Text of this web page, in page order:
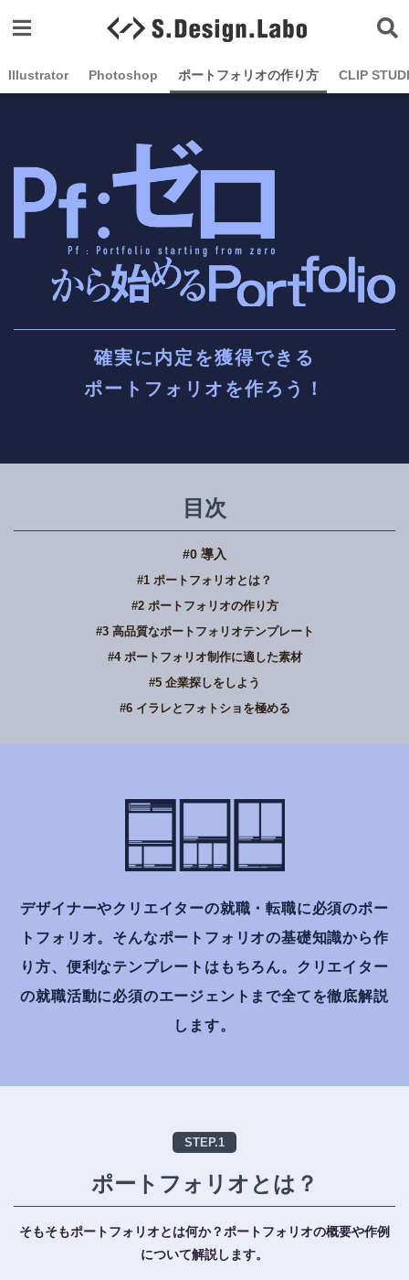
Illustrator Photoshop ポートフォリオの作り方 CLIP
確実に内定を獲得できる
ポートフォリオを作ろう！
目次
#0 導入
#1 ポートフォリオとは？
#2 ポートフォリオの作り方
#3 高品質なポートフォリオテンプレート
#4 ポートフォリオ制作に適した素材
#5 企業探しをしよう
#6 イラレとフォトショを極める
デザイナーやクリエイターの就職・転職に必須のポー
トフォリオ。 そんなポートフォリオの基礎知識から作
り方、便利なテンプレートはもちろん。 クリエイター
の就職活動に必須のエージェントまで全てを徹底解説
します。
STEP.1
ポートフォリオとは？
そもそもポートフォリオとは何か？ポートフォリオの概要や作例
について解説します。